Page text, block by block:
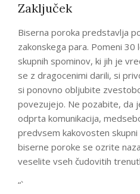
Zaključek
Biserna poroka predstavlja
zakonskega para. Pomeni 30
skupnih spominov, ki jih je
se z dragocenimi darili, si
si ponovno obljubite
povezujejo. Ne pozabite, da
odprta komunikacija,
predvsem kakovosten skupni
biserne poroke se ozrite
veselite vseh čudovitih
“`